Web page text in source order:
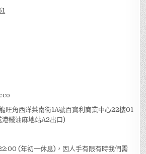
旺角西洋菜南街1A號百寶利商業中心22樓01
鐵油麻地站A2出口)
(年初一休息)，因人手有限有時我們需